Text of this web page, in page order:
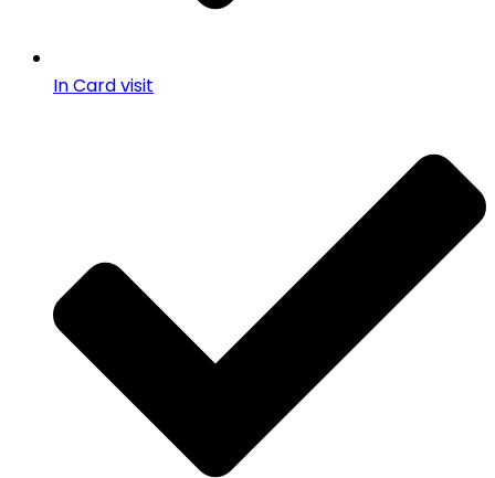
In Card visit